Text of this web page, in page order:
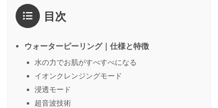
4点
3点
2点
1点
感想 *
（任意）
目次
ウォーターピーリング｜仕様と特徴
水の力でお肌がすべすべになる
イオンクレンジングモード
浸透モード
超音波技術